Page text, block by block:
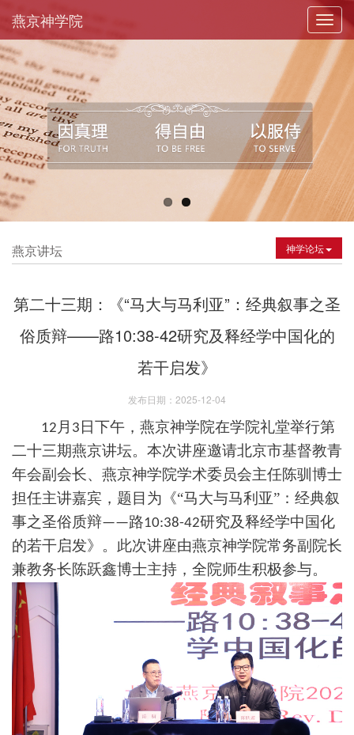
燕京神学院
神学论坛
燕京讲坛
第二十三期：《“马大与马利亚”：经典叙事之圣
俗质辩——路10:38-42研究及释经学中国化的
若干启发》
发布日期：2025-12-04
12 月 3 日下午，燕京神学院在学院礼堂举行第
二十三期燕京讲坛。本次讲座邀请北京市基督教青
年会副会长、燕京神学院学术委员会主任陈驯博士
担任主讲嘉宾，题目为《“马大与马利亚” ：经典叙
事之圣俗质辩——路10:38-42研究及释经学中国化
的若干启发》。此次讲座由燕京神学院常务副院长
兼教务长陈跃鑫博士主持，全院师生积极参与。